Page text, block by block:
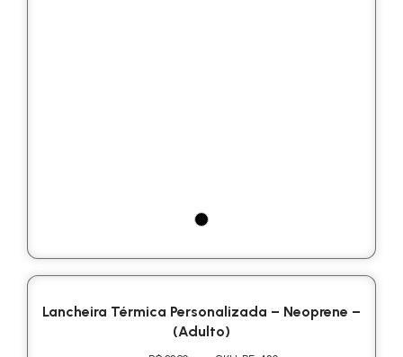
Lancheira Térmica Personalizada – Neoprene –
(Adulto)